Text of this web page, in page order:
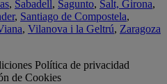
, Sabadell, Sagunto, Salt, Girona,
, Santiago de Compostela,
, Vilanova i la Geltrú, Zaragoza
Política de privacidad
de Cookies